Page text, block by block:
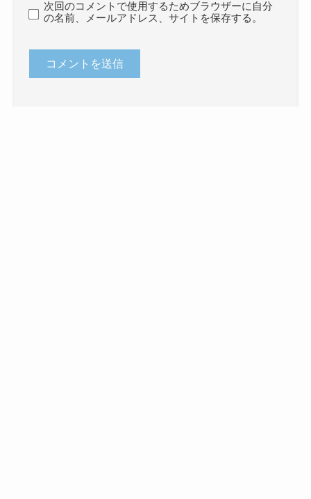
次回のコメントで使用するためブラウザーに自分
の名前、メールアドレス、サイトを保存する。